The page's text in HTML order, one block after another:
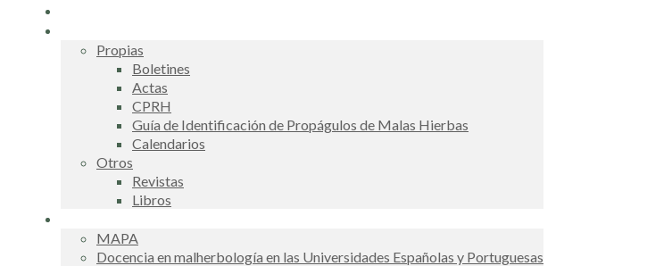
Propias
Boletines
Actas
CPRH
Guía de Identificación de Propágulos de Malas Hierbas
Calendarios
Otros
Revistas
Libros
MAPA
Docencia en malherbología en las Universidades Españolas y Portuguesas